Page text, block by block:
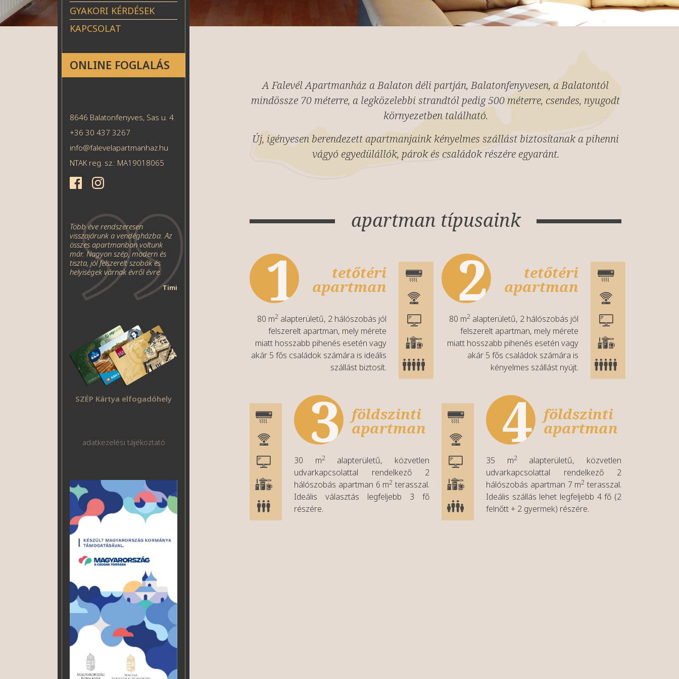
GYAKORI KÉRDÉSEK
KAPCSOLAT
ONLINE FOGLALÁS
8646 Balatonfenyves, Sas u. 4.
+36 30 437 3267
info@falevelapartmanhaz.hu
NTAK reg. sz.: MA19018065
Több éve rendszeresen
visszajárunk a vendégházba. Az
összes apartmanban voltunk
már. Nagyon szép, modern és
tiszta, jól felszerelt szobák és
helyiségek várnak évről évre.
Timi
SZÉP Kártya elfogadóhely
adatkezelési tájékoztató
A Falevél Apartmanház a Balaton déli partján, Balatonfenyvesen, a Balatontól
mindössze 70 méterre, a legközelebbi strandtól pedig 500 méterre, csendes, nyugodt
környezetben található.
Új, igényesen berendezett apartmanjaink kényelmes szállást biztosítanak a pihenni
vágyó egyedülállók, párok és családok részére egyaránt.
apartman típusaink
tetőtéri
apartman
80 m2 alapterületű, 2 hálószobás jól
felszerelt apartman, mely mérete
miatt hosszabb pihenés esetén vagy
akár 5 fős családok számára is ideális
szállást biztosít.
tetőtéri
apartman
80 m2 alapterületű, 2 hálószobás jól
felszerelt apartman, mely mérete
miatt hosszabb pihenés esetén vagy
akár 5 fős családok számára is
kényelmes szállást nyújt.
földszinti
apartman
30 m2alapterületű, közvetlen
udvarkapcsolattal rendelkező 2
hálószobás apartman 6 m2 terasszal.
Ideális választás legfeljebb 3 fő
részére.
földszinti
apartman
35 m2alapterületű, közvetlen
udvarkapcsolattal rendelkező 2
hálószobás apartman 7 m2 terasszal.
Ideális szállás lehet legfeljebb 4 fő (2
felnőtt + 2 gyermek) részére.